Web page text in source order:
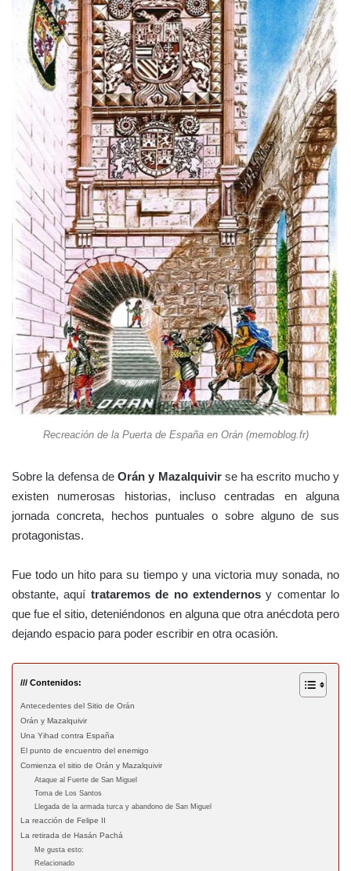
Recreación de la Puerta de España en Orán (memoblog.fr)
Sobre la defensa deOrán y Mazalquivirse ha escrito mucho y
existen numerosas historias, incluso centradas en alguna
jornada concreta, hechos puntuales o sobre alguno de sus
protagonistas.
Fue todo un hito para su tiempo y una victoria muy sonada, no
obstante, aquí trataremos de no extendernosy comentar lo
que fue el sitio, deteniéndonos en alguna que otra anécdota pero
dejando espacio para poder escribir en otra ocasión.
/// Contenidos:
Antecedentes del Sitio de Orán
Orán y Mazalquivir
Una Yihad contra España
El punto de encuentro del enemigo
Comienza el sitio de Orán y Mazalquivir
Ataque al Fuerte de San Miguel
Toma de Los Santos
Llegada de la armada turca y abandono de San Miguel
La reacción de Felipe II
La retirada de Hasán Pachá
Me gusta esto:
Relacionado